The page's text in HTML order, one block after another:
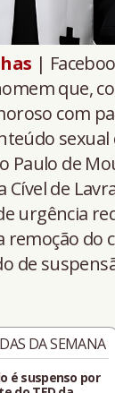
|
que,
com
sexual
Paulo de
Cível de
urgência
do
de
DA SEMANA
é suspenso por